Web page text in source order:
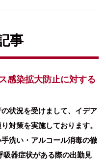
事
感染拡大防止に対する
状況を受けまして、イデア
対策を実施しております。
手洗い・アルコール消毒の徹
吸器症状がある際の出勤見